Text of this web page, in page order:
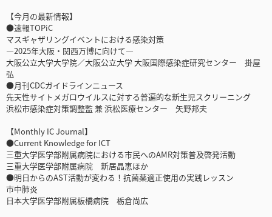
【今月の最新情報】
●速報TOPiC
マスギャザリングイベントにおける感染対策
―2025年大阪・関西万博に向けて―
大阪公立大学大学院／大阪公立大学 大阪国際感染症研究センター 掛屋
弘
●月刊CDCガイドラインニュース
先天性サイトメガロウイルスに対する普遍的な新生児スクリーニング
浜松市感染症対策調整監 兼 浜松医療センター 矢野邦夫
【Monthly IC Journal】
●Current Knowledge for ICT
三重大学医学部附属病院における市民へのAMR対策普及啓発活動
三重大学医学部附属病院 新居晶恵ほか
●明日からのAST活動が変わる！抗菌薬適正使用の実践レッスン
市中肺炎
日本大学医学部附属板橋病院 栃倉尚広